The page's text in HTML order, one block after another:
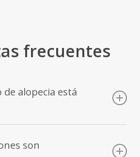
frecuentes
de alopecia está
a otros tratamientos.
son